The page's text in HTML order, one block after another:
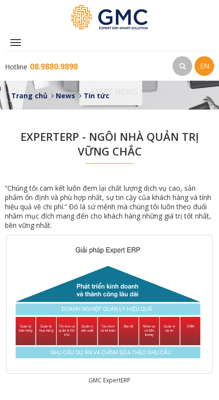
Toggle
Hotline 08.9880.9898 EN
Trang chủ News Tin tức
EXPERTERP - NGÔI NHÀ QUẢN TRỊ
VỮNG CHẮC
“Chúng tôi cam kết luôn đem lại chất lượng dịch vụ cao, sản
phẩm ổn định và phù hợp nhất, sự tin cậy của khách hàng và tính
hiệu quả về chi phí.” Đó là sứ mệnh mà chúng tôi luôn theo đuổi
nhằm mục đích mang đến cho khách hàng những giá trị tốt nhất,
bền vững nhất.
GMC ExpertERP